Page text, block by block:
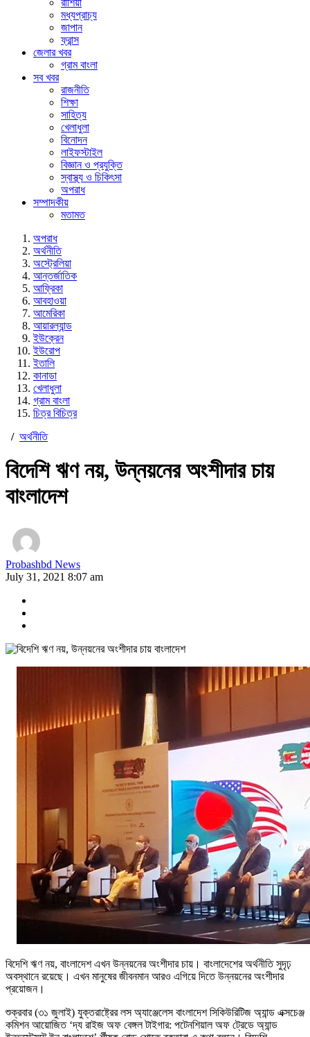
রাশিয়া
মধ্যপ্রাচ্য
জাপান
ফ্রান্স
জেলার খবর
গ্রাম বাংলা
সব খবর
রাজনীতি
শিক্ষা
সাহিত্য
খেলাধুলা
বিনোদন
লাইফস্টাইল
বিজ্ঞান ও প্রযুক্তি
স্বাস্থ্য ও চিকিৎসা
অপরাধ
সম্পাদকীয়
মতামত
অপরাধ
অর্থনীতি
অস্ট্রেলিয়া
আন্তর্জাতিক
আফ্রিকা
আবহাওয়া
আমেরিকা
আয়ারল্যান্ড
ইউক্রেন
ইউরোপ
ইতালি
কানাডা
খেলাধুলা
গ্রাম বাংলা
চিত্র বিচিত্র
/ অর্থনীতি
বিদেশি ঋণ নয়, উন্নয়নের অংশীদার চায়
বাংলাদেশ
Probashbd News
July 31, 2021 8:07 am
বিদেশি ঋণ নয়, বাংলাদেশ এখন উন্নয়নের অংশীদার চায়। বাংলাদেশের অর্থনীতি সুদৃঢ়
অবস্থানে রয়েছে। এখন মানুষের জীবনমান আরও এগিয়ে দিতে উন্নয়নের অংশীদার
প্রয়োজন।
শুক্রবার (৩১ জুলাই) যুক্তরাষ্ট্রের লস অ্যাঞ্জেলেস বাংলাদেশ সিকিউরিটিজ অ্যান্ড এক্সচেঞ্জ
কমিশন আয়োজিত ‘দ্য রাইজ অফ বেঙ্গল টাইগার: পটেনশিয়াল অফ ট্রেডে অ্যান্ড